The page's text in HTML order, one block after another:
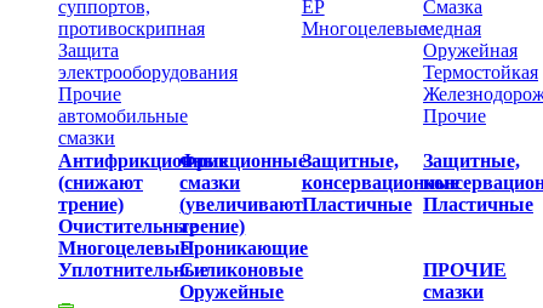
суппортов,
противоскрипная
Защита
электрооборудования
Прочие
автомобильные
смазки
EP
Многоцелевые
Смазка
медная
Оружейная
Термостойкая
Прочие
Антифрикционные
(снижают
трение)
Очистительные
Многоцелевые
Уплотнительные
Фрикционные
смазки
(увеличивают
трение)
Проникающие
Силиконовые
Оружейные
Защитные,
консервационные
Пластичные
Защитные,
Пластичные
ПРОЧИЕ
смазки